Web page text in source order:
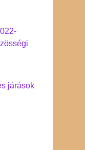
járások